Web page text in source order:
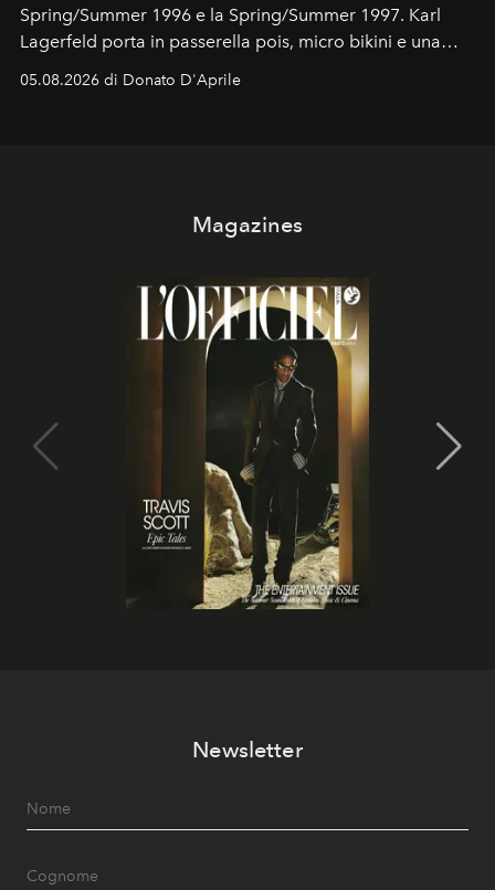
Spring/Summer 1996 e la Spring/Summer 1997. Karl
Lagerfeld porta in passerella pois, micro bikini e una
Kate, Claudia e Carla una dietro l'altra. Trent'anni dopo,
05.08.2026 di Donato D'Aprile
Magazines
Newsletter